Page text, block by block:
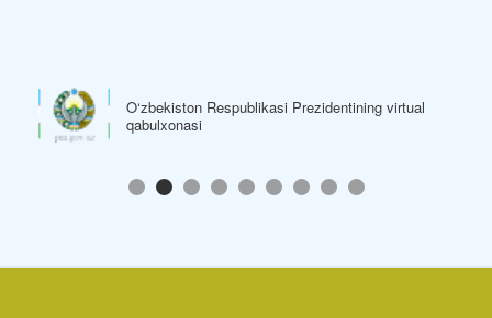
O‘zbekiston Respublikasi Prezidentining virtual
qabulxonasi